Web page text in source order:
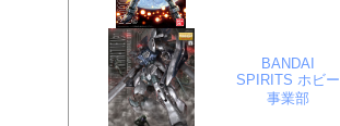
BANDAI
SPIRITS ホビー
事業部